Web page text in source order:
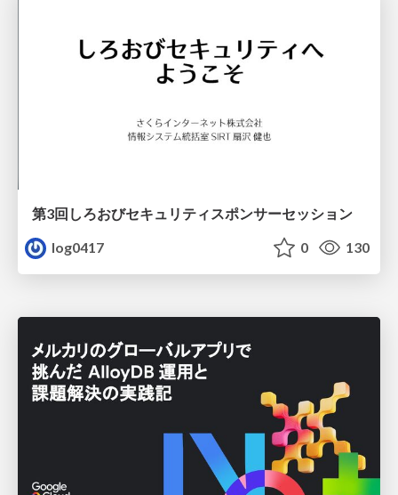
第3回しろおびセキュリティスポンサーセッション
log0417
0 130